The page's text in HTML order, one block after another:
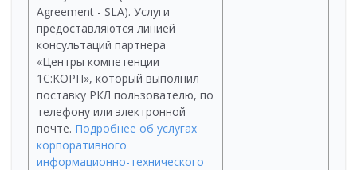
Agreement - SLA). Услуги
предоставляются линией
консультаций партнера
«Центры компетенции
1С:КОРП», который выполнил
поставку РКЛ пользователю, по
телефону или электронной
почте. Подробнее об услугах
корпоративного
информационно-технического